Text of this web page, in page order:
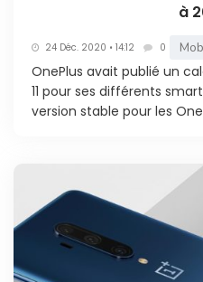
à
24 Déc. 2020 • 14:12 0
OnePlus avait publié un
11 pour ses différents
version stable pour les